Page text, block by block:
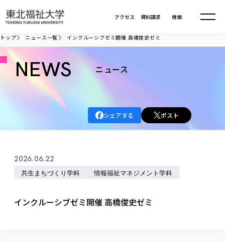
資料請求
アクセス 検索
大学について
建学の精神・教育の理念
教育方針
大学の概要
大学の歩み
大学の取り組み
社会連携・研究
情報公開
学部・大学院
学部・大学院TOP
福祉心理学科
共生まちづくり学部
教育学部
デジタルパンフ
トップ ニュース一覧 インクルーシブゼミ開催 高橋俊史ゼミ
NEWS ニュース
シェアする ポスト
2026.06.22
共生まちづくり学科 情報福祉マネジメント学科
インクルーシブゼミ開催 高橋俊史ゼミ